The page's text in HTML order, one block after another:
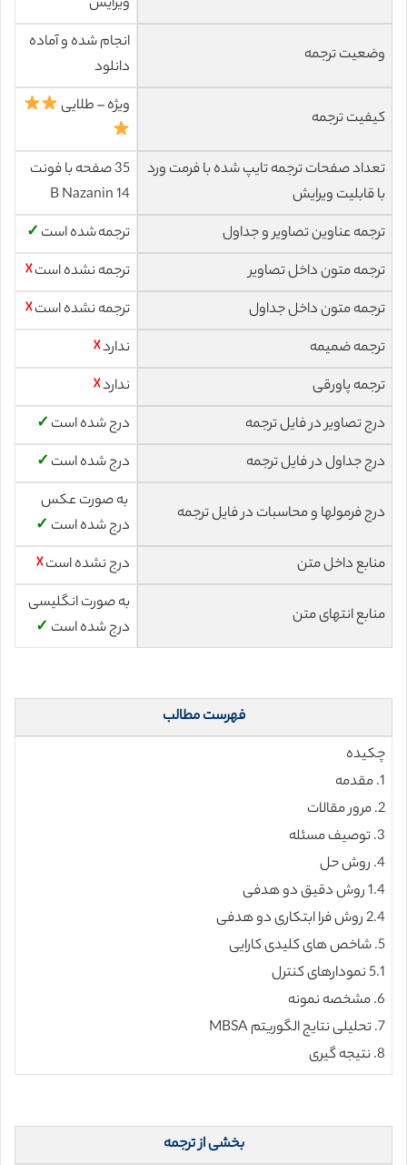
وضعیت ترجمه
انجام شده و آماده
دانلود
کیفیت ترجمه
ویژه – طلایی
تعداد صفحات ترجمه تایپ شده با فرمت ورد
با قابلیت ویرایش
35 صفحه با فونت
14 B Nazanin
ترجمه عناوین تصاویر و جداول
ترجمه شده است ✓
ترجمه متون داخل تصاویر
ترجمه نشده است☓
ترجمه متون داخل جداول
ترجمه نشده است☓
ترجمه ضمیمه
ندارد☓
ترجمه پاورقی
ندارد☓
درج تصاویر در فایل ترجمه
درج شده است ✓
درج جداول در فایل ترجمه
درج شده است ✓
درج فرمولها و محاسبات در فایل ترجمه
به صورت عکس
درج شده است ✓
منابع داخل متن
درج نشده است☓
منابع انتهای متن
به صورت انگلیسی
درج شده است ✓
فهرست مطالب
چکیده
1. مقدمه
2. مرور مقالات
3. توصیف مسئله
4. روش حل
1.4 روش دقیق دو هدفی
2.4 روش فرا ابتکاری دو هدفی
5. شاخص های کلیدی کارایی
5.1 نمودارهای کنترل
6. مشخصه نمونه
7. تحلیلی نتایج الگوریتم MBSA
8. نتیجه گیری
بخشی از ترجمه